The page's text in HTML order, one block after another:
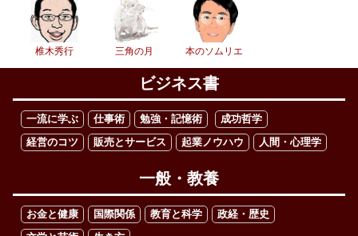
椎木秀行 三角の月 本のソムリエ
ビジネス書
一流に学ぶ 仕事術 勉強・記憶術
成功哲学
経営のコツ
販売とサービス 起業ノウハウ 人間・心理学
一般・教養
お金と健康 国際関係 教育と科学
政経・歴史